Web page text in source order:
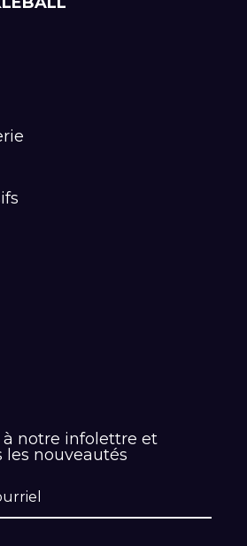
à notre infolettre et
les nouveautés